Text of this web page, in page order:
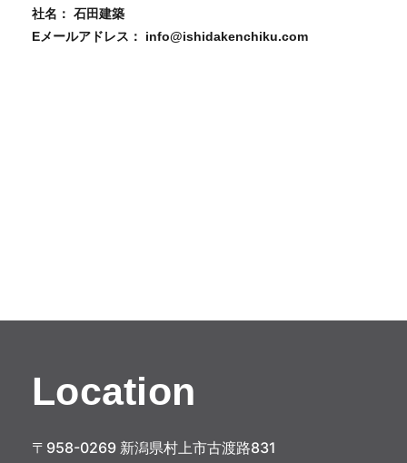
社名： 石田建築
Eメールアドレス： info@ishidakenchiku.com
Location
〒958-0269 新潟県村上市古渡路831